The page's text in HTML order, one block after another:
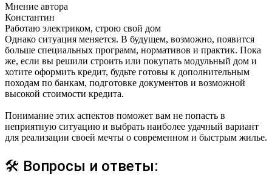
Мнение автора
Константин
Работаю электриком, строю свой дом
Однако ситуация меняется. В будущем, возможно, появится
больше специальных программ, нормативов и практик. Пока
же, если вы решили строить или покупать модульный дом и
хотите оформить кредит, будьте готовы к дополнительным
походам по банкам, подготовке документов и возможной
высокой стоимости кредита.
Понимание этих аспектов поможет вам не попасть в
неприятную ситуацию и выбрать наиболее удачный вариант
для реализации своей мечты о современном и быстрым жилье.
🛠 Вопросы и ответы: